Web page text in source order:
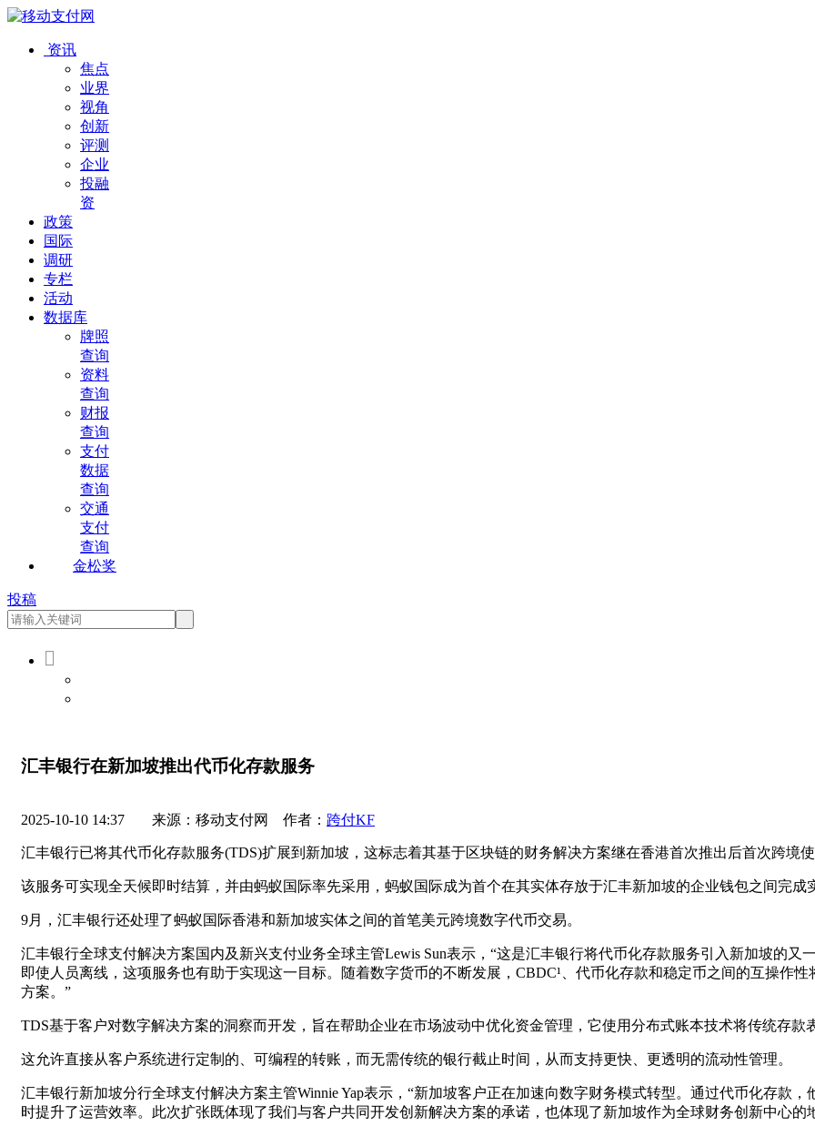
资讯
焦点
业界
视角
创新
评测
企业
投融
资
政策
国际
调研
专栏
活动
数据库
牌照
查询
资料
查询
财报
查询
支付
数据
查询
交通
支付
查询
金松奖
投稿

汇丰银行在新加坡推出代币化存款服务
2025-10-10 14:37 来源：移动支付网 作者： 跨付KF
汇丰银行已将其代币化存款服务(TDS)扩展到新加坡，这标志着其基于区块链的财务解决方案继在香港首次推出后首次跨境使
该服务可实现全天候即时结算，并由蚂蚁国际率先采用，蚂蚁国际成为首个在其实体存放于汇丰新加坡的企业钱包之间完成
9月，汇丰银行还处理了蚂蚁国际香港和新加坡实体之间的首笔美元跨境数字代币交易。
汇丰银行全球支付解决方案国内及新兴支付业务全球主管Lewis Sun表示，“这是汇丰银行将代币化存款服务引入新加坡的又
即使人员离线，这项服务也有助于实现这一目标。随着数字货币的不断发展，CBDC¹、代币化存款和稳定币之间的互操作
方案。”
TDS基于客户对数字解决方案的洞察而开发，旨在帮助企业在市场波动中优化资金管理，它使用分布式账本技术将传统存款
这允许直接从客户系统进行定制的、可编程的转账，而无需传统的银行截止时间，从而支持更快、更透明的流动性管理。
汇丰银行新加坡分行全球支付解决方案主管Winnie Yap表示，“新加坡客户正在加速向数字财务模式转型。通过代币化存款
时提升了运营效率。此次扩张既体现了我们与客户共同开发创新解决方案的承诺，也体现了新加坡作为全球财务创新中心的